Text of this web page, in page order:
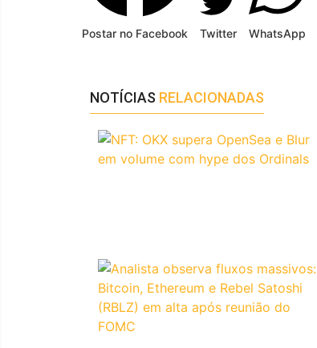
Postar no Facebook Twitter WhatsApp
NOTÍCIAS RELACIONADAS